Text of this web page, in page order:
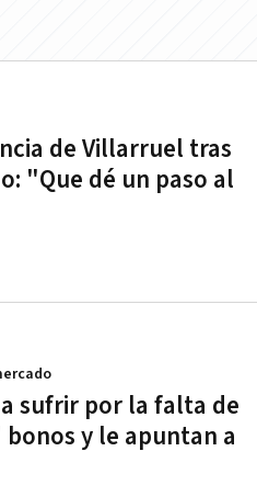
de Villarruel tras
"Que dé un paso al
sufrir por la falta de
y le apuntan a